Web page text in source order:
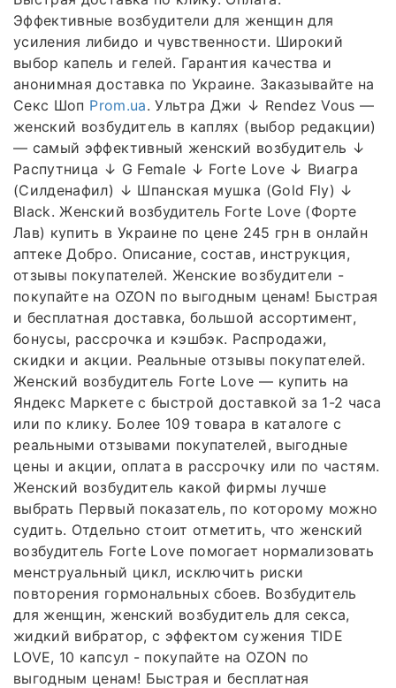
Эффективные возбудители для женщин для
усиления либидо и чувственности. Широкий
выбор капель и гелей. Гарантия качества и
анонимная доставка по Украине. Заказывайте на
Секс Шоп Prom.ua. Ультра Джи ↓ Rendez Vous —
женский возбудитель в каплях (выбор редакции)
— самый эффективный женский возбудитель ↓
Распутница ↓ G Female ↓ Forte Love ↓ Виагра
(Силденафил) ↓ Шпанская мушка (Gold Fly) ↓
Black. Женский возбудитель Forte Love (Форте
Лав) купить в Украине по цене 245 грн в онлайн
аптеке Добро. Описание, состав, инструкция,
отзывы покупателей. Женские возбудители -
покупайте на OZON по выгодным ценам! Быстрая
и бесплатная доставка, большой ассортимент,
бонусы, рассрочка и кэшбэк. Распродажи,
скидки и акции. Реальные отзывы покупателей.
Женский возбудитель Forte Love — купить на
Яндекс Маркете с быстрой доставкой за 1-2 часа
или по клику. Более 109 товара в каталоге с
реальными отзывами покупателей, выгодные
цены и акции, оплата в рассрочку или по частям.
Женский возбудитель какой фирмы лучше
выбрать Первый показатель, по которому можно
судить. Отдельно стоит отметить, что женский
возбудитель Forte Love помогает нормализовать
менструальный цикл, исключить риски
повторения гормональных сбоев. Возбудитель
для женщин, женский возбудитель для секса,
жидкий вибратор, с эффектом сужения TIDE
LOVE, 10 капсул - покупайте на OZON по
выгодным ценам! Быстрая и бесплатная